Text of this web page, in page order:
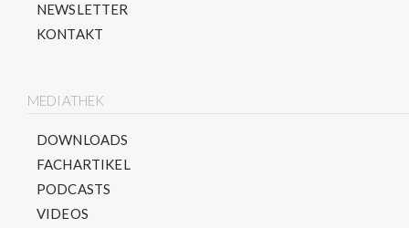
NEWSLETTER
KONTAKT
MEDIATHEK
DOWNLOADS
FACHARTIKEL
PODCASTS
VIDEOS